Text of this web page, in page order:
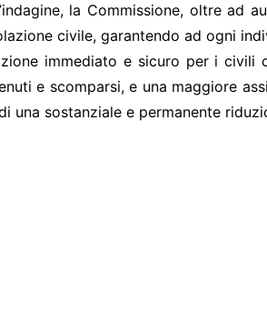
la Commissione, oltre ad
civile, garantendo ad ogni
immediato e sicuro per i civili
e scomparsi, e una maggiore
una sostanziale e permanente